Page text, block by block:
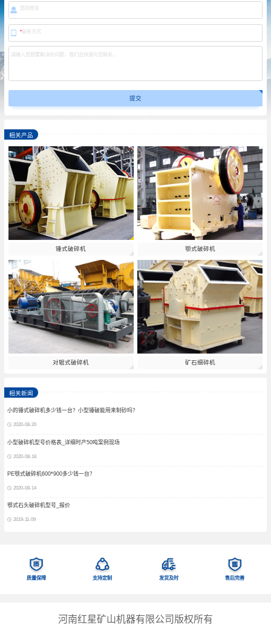
您的姓名
*联系方式
请输入您想要解决的问题，我们会快速与您联系...
相关产品
锤式破碎机 颚式破碎机
对辊式破碎机 矿石细碎机
相关新闻
小的锤式破碎机多少钱一台？小型锤破能用来制砂吗？
2020-08-20
小型破碎机型号价格表_详细时产50吨案例现场
2020-08-18
PE颚式破碎机600*900多少钱一台？
2020-08-14
鄂式石头破碎机型号_报价
2019-11-09
质量保障 支持定制 发货及时 售后完善
河南红星矿山机器有限公司版权所有